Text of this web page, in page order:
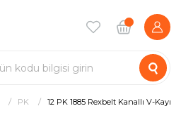
PK 12 PK 1885 Rexbelt Kanallı V-Kayış